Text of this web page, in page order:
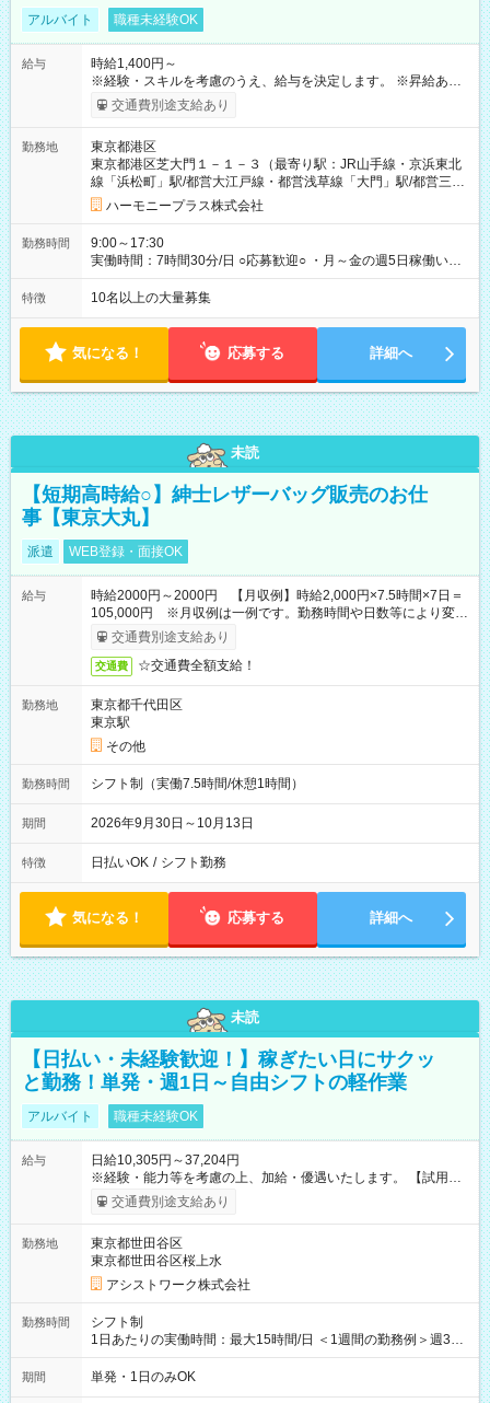
アルバイト 職種未経験OK
給与
時給1,400円～
※経験・スキルを考慮のうえ、給与を決定します。 ※昇給あり
（勤務実績・評価による） ※残業が発生した場合は、時間外手
当を全額支給します。 ※交通費支給（月額上限50,000円／当社
間中も給与・待遇に変更はありません。 【試用期間】試用期間
あり 試用期間の長さ：1ヶ月 雇用形態、給与は本採用時と同じ
です。 試用期間中は、健康保険などの福利厚生の一部が制限さ
れる可能性があります。
交通費別途支給あり
勤務地
東京都港区
東京都港区芝大門１－１－３（最寄り駅：JR山手線・京浜東北
線「浜松町」駅/都営大江戸線・都営浅草線「⼤⾨」駅/都営三田
線「御成⾨」駅）
ハーモニープラス株式会社
勤務時間
9:00～17:30
実働時間：7時間30分/日 ○応募歓迎○ ・月～金の週5日稼働いた
だける方 ・実働時間：7.5時間（休憩1時間）
特徴 10名以上の大量募集
気になる！ 応募する 詳細へ
未読
【短期高時給○】紳士レザーバッグ販売のお仕
事【東京大丸】
派遣 WEB登録・面接OK
給与
時給2000円～2000円 【月収例】時給2,000円×7.5時間×7日＝
105,000円 ※月収例は一例です。勤務時間や日数等により変動
いたします。
交通費別途支給あり
交通費 ☆交通費全額支給！
勤務地
東京都千代田区
東京駅
その他
勤務時間 シフト制（実働7.5時間/休憩1時間）
期間 2026年9月30日～10月13日
特徴 日払いOK / シフト勤務
気になる！ 応募する 詳細へ
未読
【日払い・未経験歓迎！】稼ぎたい日にサクッ
と勤務！単発・週1日～自由シフトの軽作業
アルバイト 職種未経験OK
給与
日給10,305円～37,204円
※経験・能力等を考慮の上、加給・優遇いたします。 【試用期
間】試用期間なし
交通費別途支給あり
勤務地
東京都世田谷区
東京都世田谷区桜上水
アシストワーク株式会社
勤務時間
シフト制
1日あたりの実働時間：最大15時間/日 ＜1週間の勤務例＞週3回
勤務 勤務：月・水・金 休み：火・木・土・日 好きな時にお仕事
可能です！ ※1日あたりの最大実働時間は日勤、夜勤共に勤務し
期間 単発・1日のみOK